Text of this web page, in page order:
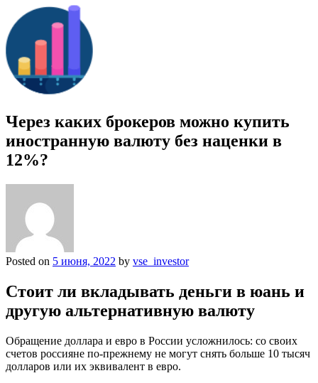
Через каких брокеров можно купить
иностранную валюту без наценки в
12%?
Posted on 5 июня, 2022 by vse_investor
Стоит ли вкладывать деньги в юань и
другую альтернативную валюту
Обращение доллара и евро в России усложнилось: со своих
счетов россияне по-прежнему не могут снять больше 10 тысяч
долларов или их эквивалент в евро.